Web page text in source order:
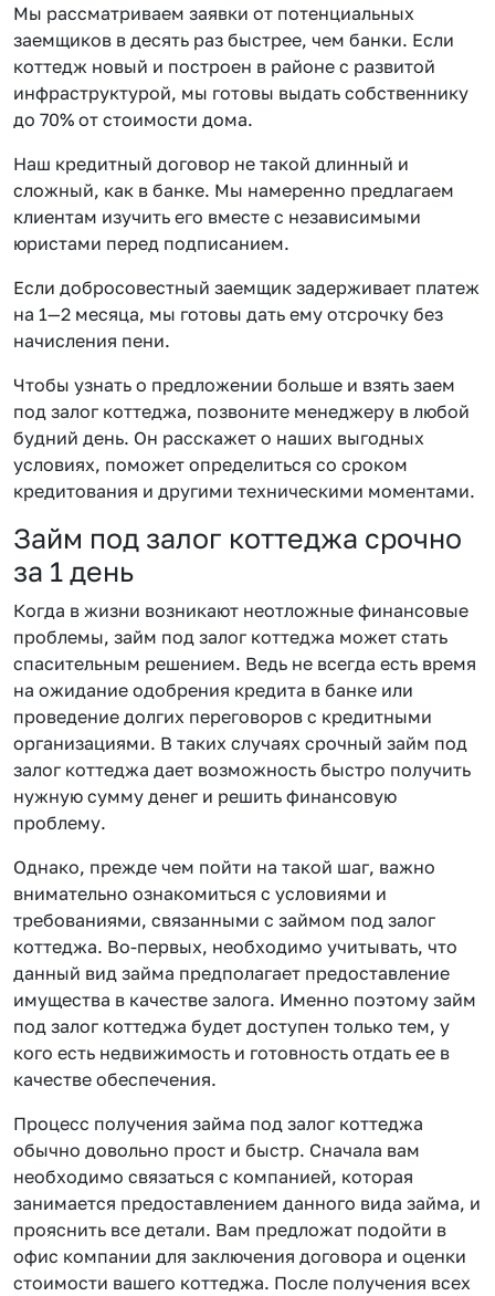
Мы рассматриваем заявки от потенциальных
заемщиков в десять раз быстрее, чем банки. Если
коттедж новый и построен в районе с развитой
инфраструктурой, мы готовы выдать собственнику
до 70% от стоимости дома.
Наш кредитный договор не такой длинный и
сложный, как в банке. Мы намеренно предлагаем
клиентам изучить его вместе с независимыми
юристами перед подписанием.
Если добросовестный заемщик задерживает платеж
на 1—2 месяца, мы готовы дать ему отсрочку без
начисления пени.
Чтобы узнать о предложении больше и взять заем
под залог коттеджа, позвоните менеджеру в любой
будний день. Он расскажет о наших выгодных
условиях, поможет определиться со сроком
кредитования и другими техническими моментами.
Займ под залог коттеджа срочно
за 1 день
Когда в жизни возникают неотложные финансовые
проблемы, займ под залог коттеджа может стать
спасительным решением. Ведь не всегда есть время
на ожидание одобрения кредита в банке или
проведение долгих переговоров с кредитными
организациями. В таких случаях срочный займ под
залог коттеджа дает возможность быстро получить
нужную сумму денег и решить финансовую
проблему.
Однако, прежде чем пойти на такой шаг, важно
внимательно ознакомиться с условиями и
требованиями, связанными с займом под залог
коттеджа. Во-первых, необходимо учитывать, что
данный вид займа предполагает предоставление
имущества в качестве залога. Именно поэтому займ
под залог коттеджа будет доступен только тем, у
кого есть недвижимость и готовность отдать ее в
качестве обеспечения.
Процесс получения займа под залог коттеджа
обычно довольно прост и быстр. Сначала вам
необходимо связаться с компанией, которая
занимается предоставлением данного вида займа, и
прояснить все детали. Вам предложат подойти в
офис компании для заключения договора и оценки
стоимости вашего коттеджа. После получения всех